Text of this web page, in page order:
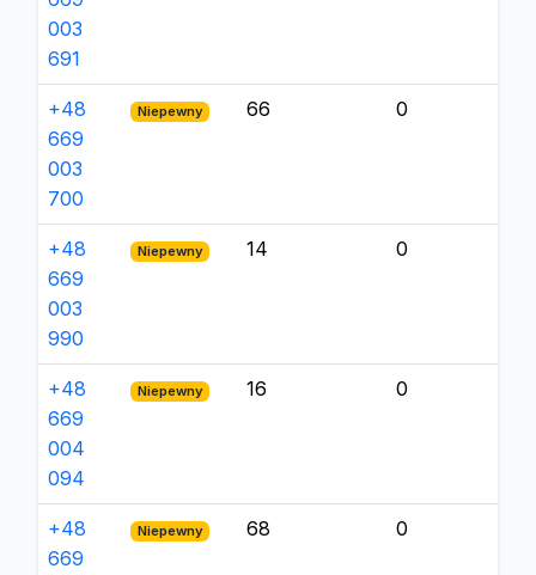
003
691
+48
669
003
700
Niepewny 66 0
+48
669
003
990
Niepewny 14 0
+48
669
004
094
Niepewny 16 0
+48
669
Niepewny 68 0